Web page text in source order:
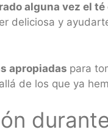
alguna vez el
deliciosa y
apropiadas para
de los que ya